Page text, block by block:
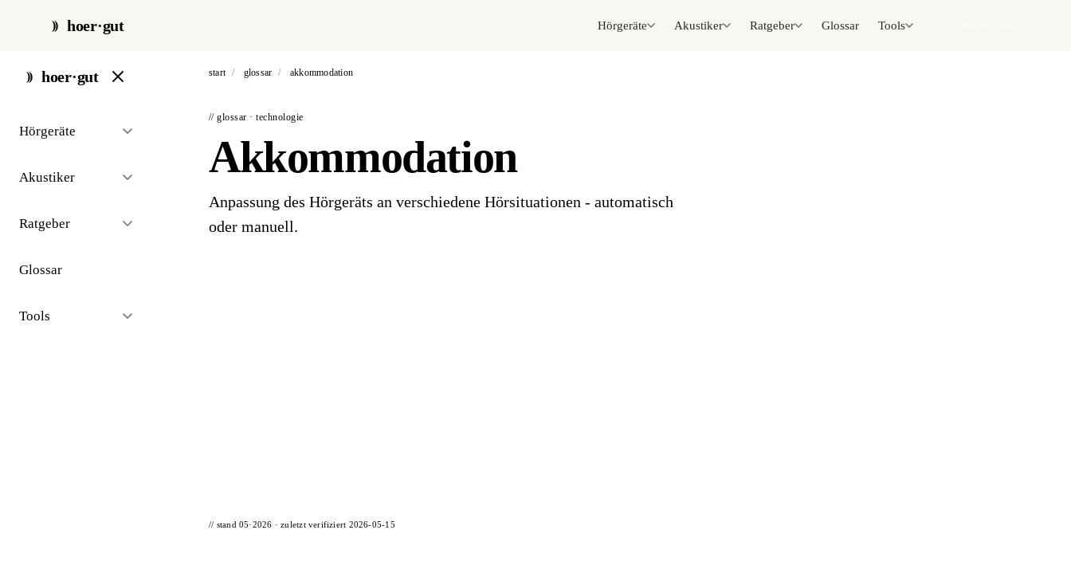
hoer·gut Hörgeräte Akustiker Ratgeber Glossar Tools
hoer·gut
Hörgeräte
Akustiker
Ratgeber
Glossar
Tools
start / glossar / akkommodation
// glossar · technologie
Akkommodation
Anpassung des Hörgeräts an verschiedene Hörsituationen - automatisch
oder manuell.
// stand 05·2026 · zuletzt verifiziert 2026-05-15